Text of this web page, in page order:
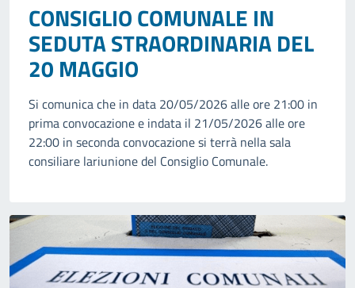
CONSIGLIO COMUNALE IN
SEDUTA STRAORDINARIA DEL
20 MAGGIO
Si comunica che in data 20/05/2026 alle ore 21:00 in
prima convocazione e indata il 21/05/2026 alle ore
22:00 in seconda convocazione si terrà nella sala
consiliare lariunione del Consiglio Comunale.